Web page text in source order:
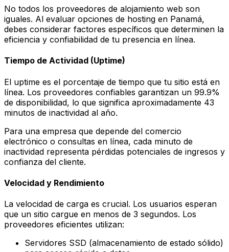
No todos los proveedores de alojamiento web son
iguales. Al evaluar opciones de hosting en Panamá,
debes considerar factores específicos que determinen la
eficiencia y confiabilidad de tu presencia en línea.
Tiempo de Actividad (Uptime)
El uptime es el porcentaje de tiempo que tu sitio está en
línea. Los proveedores confiables garantizan un 99.9%
de disponibilidad, lo que significa aproximadamente 43
minutos de inactividad al año.
Para una empresa que depende del comercio
electrónico o consultas en línea, cada minuto de
inactividad representa pérdidas potenciales de ingresos y
confianza del cliente.
Velocidad y Rendimiento
La velocidad de carga es crucial. Los usuarios esperan
que un sitio cargue en menos de 3 segundos. Los
proveedores eficientes utilizan:
Servidores SSD (almacenamiento de estado sólido)